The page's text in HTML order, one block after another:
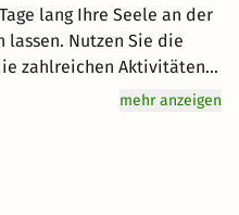
lang Ihre Seele an der
Nutzen Sie die
zahlreichen Aktivitäten,
Tag mit Ihrem Partner
vergnügen Sie sich am
hat jeder seinen Spaß.
Service und eine
mehr anzeigen